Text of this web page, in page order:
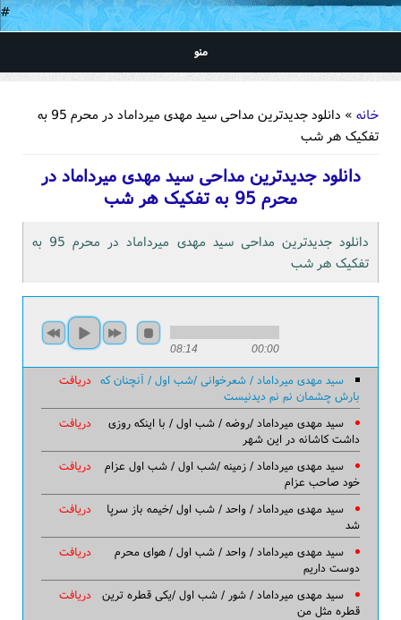
#
منو
خانه
» دانلود جدیدترین مداحی سید مهدی میرداماد در محرم 95 به
تفکیک هر شب
دانلود جدیدترین مداحی سید مهدی میرداماد در
محرم 95 به تفکیک هر شب
دانلود جدیدترین مداحی سید مهدی میرداماد در محرم 95 به
تفکیک هر شب
00:00
08:14
دریافت سید مهدی میرداماد / شعرخوانی /شب اول / آنچنان که
بارش چشمان نم نم دیدنیست
دریافت
سید مهدی میرداماد /روضه / شب اول / با اینکه روزی
داشت کاشانه در این شهر
دریافت
سید مهدی میرداماد / زمینه /شب اول / شب اول عزام
خود صاحب عزام
دریافت
سید مهدی میرداماد / واحد / شب اول /خیمه باز سرپا
شد
دریافت
سید مهدی میرداماد / واحد / شب اول / هوای محرم
دوست داریم
دریافت
سید مهدی میرداماد / شور / شب اول /یکی قطره ترین
قطره مثل من